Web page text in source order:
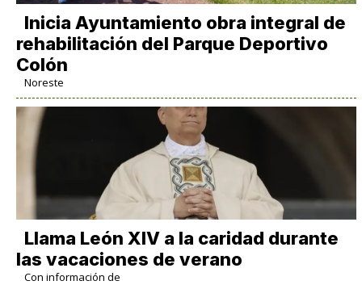
Inicia Ayuntamiento obra integral de
rehabilitación del Parque Deportivo
Colón
Noreste
Llama León XIV a la caridad durante
las vacaciones de verano
Con información de